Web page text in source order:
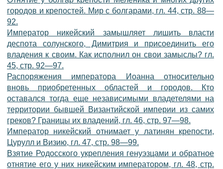
городов и крепостей. Мир с болгарами, гл. 44, стр. 88—
92.
Император никейский замышляет лишить власти
деспота солунского, Димитрия и присоединить его
владения к своим. Как исполнил он свои замыслы? гл.
45, стр. 92—97.
Распоряжения императора Иоанна относительно
вновь приобретенных областей и городов. Кто
оставался тогда еще независимыми владетелями на
территории бывшей Византийской империи из самих
греков? Границы их владений, гл. 46, стр. 97—98.
Император никейский отнимает у латинян крепости,
Цурулл и Визию, гл. 47, стр. 98—99.
Взятие Родосского укрепления генуэзцами и обратное
отнятие его у них никейским императором, гл. 48, стр.